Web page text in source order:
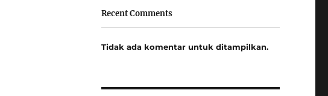
Recent Comments
Tidak ada komentar untuk ditampilkan.